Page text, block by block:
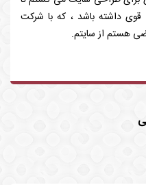
قوی داشته باشد ، که با شرکت
هستم از سایتم.